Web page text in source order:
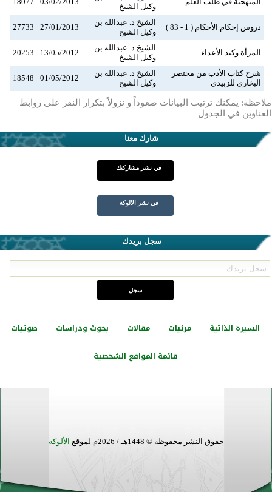
وكيل الشيخ
دروس إحكام الأحكام ( 1 - 83 )
الشيخ د. عبدالله بن
وكيل الشيخ
27/01/2013
27733
المرأة وكيد الأعداء
الشيخ د. عبدالله بن
وكيل الشيخ
13/05/2012
20253
شرح كتاب الأدب من مختصر
البخاري للزبيدي
الشيخ د. عبدالله بن
وكيل الشيخ
01/05/2012
18548
ملاحظة: يمكنك ترتيب البيانات صعوداً و نزولاً بتكرار النقر على روابط
العناوين في الجدول
شارك معنا
في نشر مشاركتك
في نشر الألوكة
سجل بريدك
السيرة الذاتية مرئيات مقالات بحوث ودراسات صوتيات
قائمة المواقع الشخصية
حقوق النشر محفوظة © 1448هـ / 2026م لموقع الألوكة